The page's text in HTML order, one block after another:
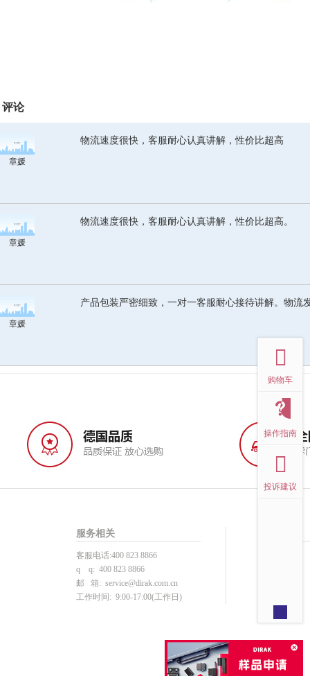
评论
章媛
物流速度很快，客服耐心认真讲解，性价比超高
章媛
物流速度很快，客服耐心认真讲解，性价比超高。
章媛
产品包装严密细致，一对一客服耐心接待讲解。物流
服务相关
客服电话:400 823 8866
q q: 400 823 8866
邮 箱: service@dirak.com.cn
工作时间: 9:00-17:00(工作日)
购物车
操作指南
投诉建议